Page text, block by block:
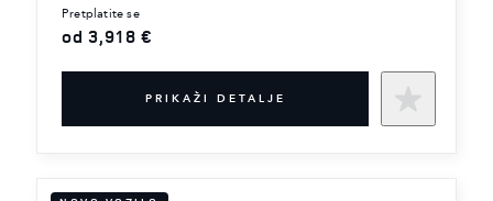
pretplatite se
od 3,918 €
PRIKAŽI DETALJE